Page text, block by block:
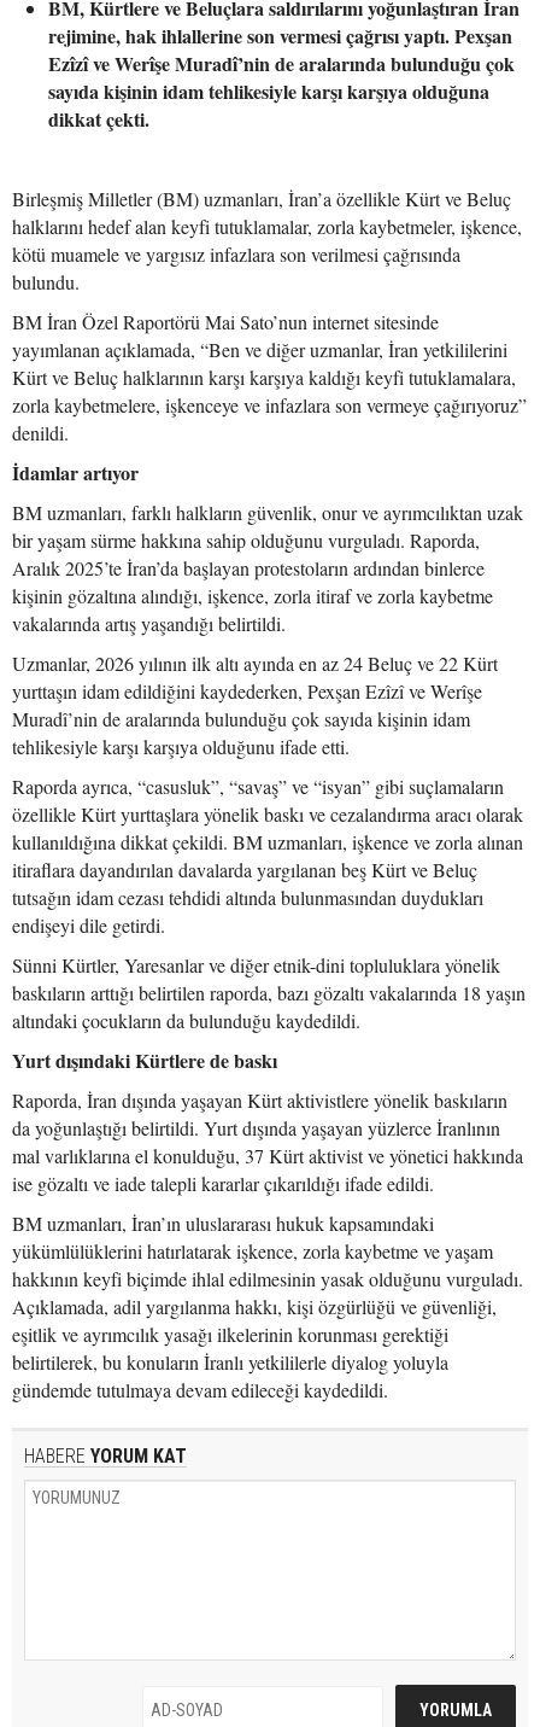
BM, Kürtlere ve Beluçlara saldırılarını yoğunlaştıran İran
rejimine, hak ihlallerine son vermesi çağrısı yaptı. Pexşan
Ezîzî ve Werîşe Muradî’nin de aralarında bulunduğu çok
sayıda kişinin idam tehlikesiyle karşı karşıya olduğuna
dikkat çekti.
Birleşmiş Milletler (BM) uzmanları, İran’a özellikle Kürt ve Beluç
halklarını hedef alan keyfi tutuklamalar, zorla kaybetmeler, işkence,
kötü muamele ve yargısız infazlara son verilmesi çağrısında
bulundu.
BM İran Özel Raportörü Mai Sato’nun internet sitesinde
yayımlanan açıklamada, “Ben ve diğer uzmanlar, İran yetkililerini
Kürt ve Beluç halklarının karşı karşıya kaldığı keyfi tutuklamalara,
zorla kaybetmelere, işkenceye ve infazlara son vermeye çağırıyoruz”
denildi.
İdamlar artıyor
BM uzmanları, farklı halkların güvenlik, onur ve ayrımcılıktan uzak
bir yaşam sürme hakkına sahip olduğunu vurguladı. Raporda,
Aralık 2025’te İran’da başlayan protestoların ardından binlerce
kişinin gözaltına alındığı, işkence, zorla itiraf ve zorla kaybetme
vakalarında artış yaşandığı belirtildi.
Uzmanlar, 2026 yılının ilk altı ayında en az 24 Beluç ve 22 Kürt
yurttaşın idam edildiğini kaydederken, Pexşan Ezîzî ve Werîşe
Muradî’nin de aralarında bulunduğu çok sayıda kişinin idam
tehlikesiyle karşı karşıya olduğunu ifade etti.
Raporda ayrıca, “casusluk”, “savaş” ve “isyan” gibi suçlamaların
özellikle Kürt yurttaşlara yönelik baskı ve cezalandırma aracı olarak
kullanıldığına dikkat çekildi. BM uzmanları, işkence ve zorla alınan
itiraflara dayandırılan davalarda yargılanan beş Kürt ve Beluç
tutsağın idam cezası tehdidi altında bulunmasından duydukları
endişeyi dile getirdi.
Sünni Kürtler, Yaresanlar ve diğer etnik-dini topluluklara yönelik
baskıların arttığı belirtilen raporda, bazı gözaltı vakalarında 18 yaşın
altındaki çocukların da bulunduğu kaydedildi.
Yurt dışındaki Kürtlere de baskı
Raporda, İran dışında yaşayan Kürt aktivistlere yönelik baskıların
da yoğunlaştığı belirtildi. Yurt dışında yaşayan yüzlerce İranlının
mal varlıklarına el konulduğu, 37 Kürt aktivist ve yönetici hakkında
ise gözaltı ve iade talepli kararlar çıkarıldığı ifade edildi.
BM uzmanları, İran’ın uluslararası hukuk kapsamındaki
yükümlülüklerini hatırlatarak işkence, zorla kaybetme ve yaşam
hakkının keyfi biçimde ihlal edilmesinin yasak olduğunu vurguladı.
Açıklamada, adil yargılanma hakkı, kişi özgürlüğü ve güvenliği,
eşitlik ve ayrımcılık yasağı ilkelerinin korunması gerektiği
belirtilerek, bu konuların İranlı yetkililerle diyalog yoluyla
gündemde tutulmaya devam edileceği kaydedildi.
HABERE YORUM KAT